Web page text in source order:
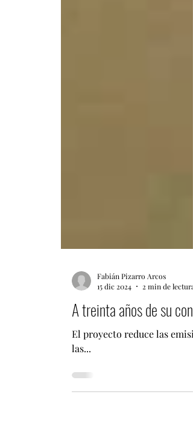
Fabián Pizarro Arcos
15 dic 2024
2 min de lectura
A treinta años de su
las...